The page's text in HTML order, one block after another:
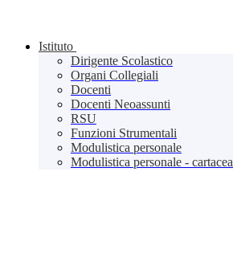
Istituto
Dirigente Scolastico
Organi Collegiali
Docenti
Docenti Neoassunti
RSU
Funzioni Strumentali
Modulistica personale
Modulistica personale - cartacea